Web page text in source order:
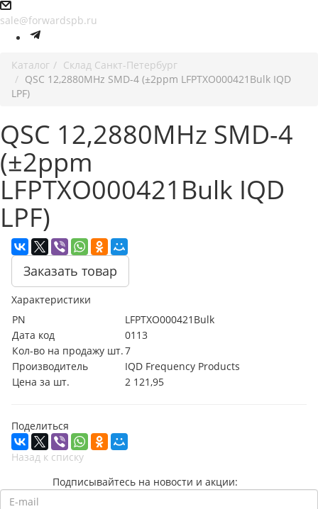
sale@forwardspb.ru
Каталог
Cклад Санкт-Петербург
QSC 12,2880MHz SMD-4 (±2ppm LFPTXO000421Bulk IQD
LPF)
QSC 12,2880MHz SMD-4
(±2ppm
LFPTXO000421Bulk IQD
LPF)
Заказать товар
Характеристики
PN
LFPTXO000421Bulk
Дата код
0113
Кол-во на продажу шт.7
Производитель
IQD Frequency Products
Цена за шт.
2 121,95
Поделиться
Назад к списку
Подписывайтесь на новости и акции: